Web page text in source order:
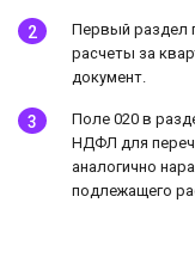
Первый раздел
расчеты за
документ.
Поле 020 в
НДФЛ для
аналогично
подлежащего